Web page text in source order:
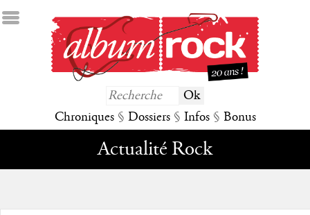
Chroniques § Dossiers § Infos § Bonus
Actualité Rock